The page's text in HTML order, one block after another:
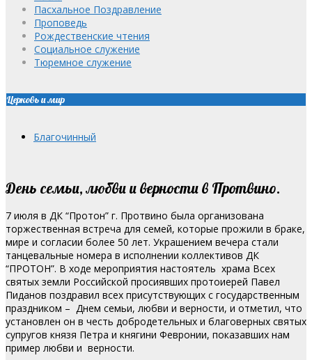
Пасхальное Поздравление
Проповедь
Рождественские чтения
Социальное служение
Тюремное служение
Церковь и мир
Благочинный
День семьи, любви и верности в Протвино.
7 июля в ДК “Протон” г. Протвино была организована
торжественная встреча для семей, которые прожили в браке,
мире и согласии более 50 лет. Украшением вечера стали
танцевальные номера в исполнении коллективов ДК
“ПРОТОН”. В ходе мероприятия настоятель храма Всех
святых земли Российской просиявших протоиерей Павел
Пиданов поздравил всех присутствующих с государственным
праздником – Днем семьи, любви и верности, и отметил, что
установлен он в честь добродетельных и благоверных святых
супругов князя Петра и княгини Февронии, показавших нам
пример любви и верности.